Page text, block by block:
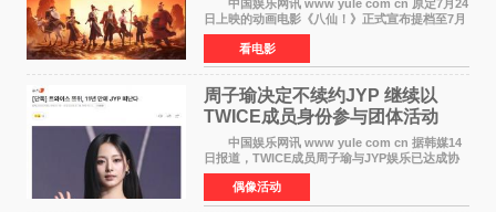
中国娱乐网讯 www yule com cn 原定7月24
日上映的动画电影《八仙！》正式宣布提档至7月
18日。这部国风动画大片将八仙过海，各显神通
这句刻在国人DNA里的俗语玩出了新花样——影
片讲述凡人
看电影
周子瑜决定不续约JYP 继续以
TWICE成员身份参与团体活动
中国娱乐网讯 www yule com cn 据韩媒14
日报道，TWICE成员周子瑜与JYP娱乐已达成协
议，不再续签个人专属合约，但她将继续参与
TWICE的完整团体活动。 周子瑜于2015年通
过生存节目《SIXTE
偶像活动